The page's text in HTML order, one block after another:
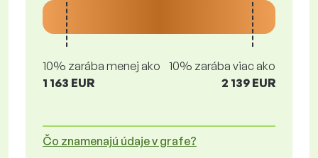
10% zarába menej ako
1 163 EUR
10% zarába viac ako
2 139 EUR
Čo znamenajú údaje v grafe?